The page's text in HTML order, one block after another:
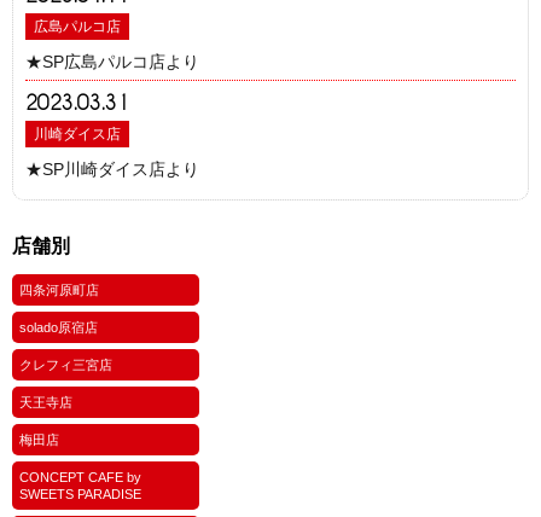
広島パルコ店
★SP広島パルコ店より
2023.03.31
川崎ダイス店
★SP川崎ダイス店より
店舗別
四条河原町店
solado原宿店
クレフィ三宮店
天王寺店
梅田店
CONCEPT CAFE by
SWEETS PARADISE